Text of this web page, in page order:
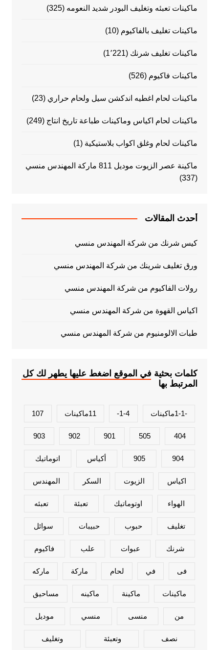
ماكينات تعبئه وتغليف البودر شديد النعومه (325)
ماكينات تغليف بالفاكيوم (10)
ماكينات تغليف شرنك (1٬221)
ماكينات فاكيوم (526)
ماكينات لحام اغطيه اندكشن سيل ولحام حراري (23)
ماكينات لحام اكياس وماكينات طباعة تاريخ انتاج (249)
ماكينات لحام وغلق اكواب بلاستيكية (1)
ماكينة عصر الزيوت موديل 811 ماركة المهندس منسي
(337)
أحدث المقالات
كيس شرنك من شركة المهندس منسي
ورق تغليف شرينك من شركة المهندس منسي
رولات الفاكيوم من شركة المهندس منسي
اكياس القهوة من شركة المهندس منسي
طبات الالومنيوم من شركة المهندس منسي
كلمات بحثية في الموقع اضغط عليها يطهر لك كل
المرتبط بها
-1-1ماكينات 1-4- 11ماكينات 107
404
505
901
902
903
904
905 أكياس اتوماتيك
اكياس الزيوت السكر المهندس
الهواء اوتوماتيك تعبئة تعبئه
تغليف حبوب حبيبات سوائل
شرنك عبوات علب فاكيوم
فى في لحام ماركة ماركه
ماكينات ماكينة ماكينه مساحيق
من منسى منسي موديل
نصف وتعبئة وتغليف